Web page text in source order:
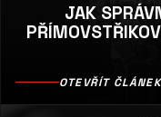
JAK
OTEVŘÍT ČLÁNEK